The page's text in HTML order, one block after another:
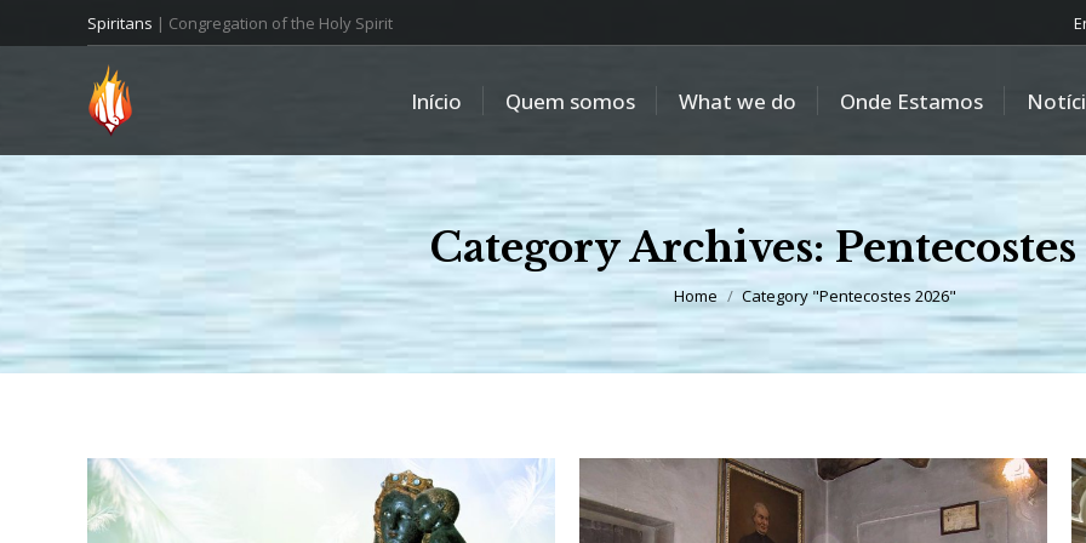
Spiritans | Congregation of the Holy Spirit
Início Quem somos What we do Onde Estamos
Category Archives:
You are here:
Home Category "Pentecostes 2026"